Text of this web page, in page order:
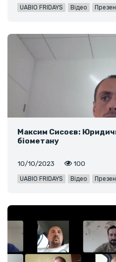
UABIO FRIDAYS Відео
Максим Сисоєв:
біометану
10/10/2023 100
UABIO FRIDAYS Відео